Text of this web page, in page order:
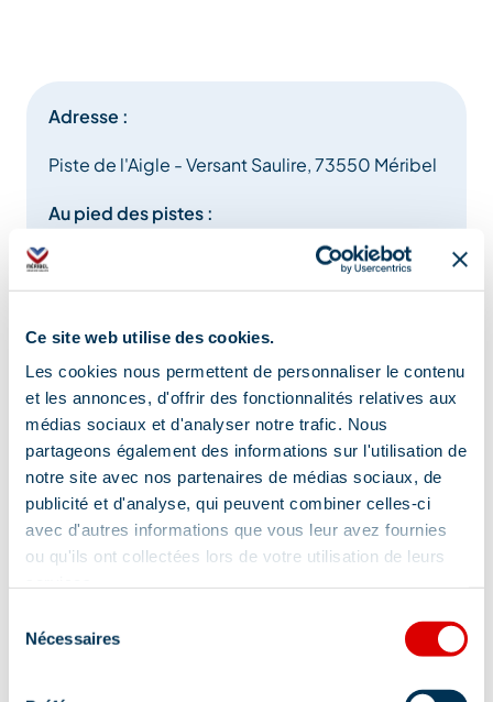
Ce site web utilise des cookies.
Les cookies nous permettent de personnaliser le contenu
et les annonces, d'offrir des fonctionnalités relatives aux
médias sociaux et d'analyser notre trafic. Nous
partageons également des informations sur l'utilisation de
notre site avec nos partenaires de médias sociaux, de
publicité et d'analyse, qui peuvent combiner celles-ci
avec d'autres informations que vous leur avez fournies
ou qu'ils ont collectées lors de votre utilisation de leurs
Nécessaires
Adresse :
Piste de l'Aigle - Versant Saulire, 73550 Méribel
Au pied des pistes :
tronçon - prendre la piste de l'Aigle à droite et
descendre direction Méribel Mottaret
Information mise à jour le